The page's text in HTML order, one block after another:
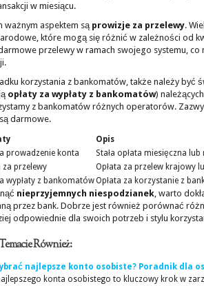
w miesiącu.
ważnym aspektem sąprowizje za przelewy.
które mogą się różnić w zależności od
przelewy w ramach swojego systemu,
korzystania z bankomatów, także należy być
opłaty za wypłaty z bankomatów)
z bankomatów różnych operatorów.
darmowe.
Opis
prowadzenie konta
Stała opłata miesięczna lub
za przelewy
Opłata za przelew krajowy
wypłaty z bankomatówOpłata za korzystanie z
nieprzyjemnych niespodzianek, warto
przez bank. Dobrze jest również porównać
odpowiednie dla swoich potrzeb i stylu
Również:
najlepsze konto osobiste? Poradnik dla
konta osobistego to kluczowy krok w